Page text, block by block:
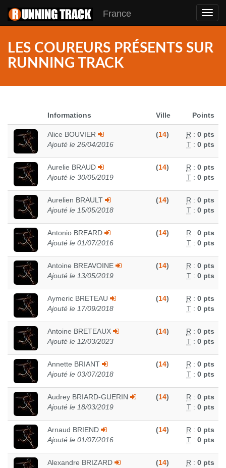
France
LES COUREURS PRÉSENTS SUR
RUNNING TRACK
Informations Ville Points
Alice BOUVIER
Ajouté le 26/04/2016
(14) R : 0 pts
T : 0 pts
Aurelie BRAUD
Ajouté le 30/05/2019
(14) R : 0 pts
T : 0 pts
Aurelien BRAULT
Ajouté le 15/05/2018
(14) R : 0 pts
T : 0 pts
Antonio BREARD
Ajouté le 01/07/2016
(14) R : 0 pts
T : 0 pts
Antoine BREAVOINE
Ajouté le 13/05/2019
(14) R : 0 pts
T : 0 pts
Aymeric BRETEAU
Ajouté le 17/09/2018
(14) R : 0 pts
T : 0 pts
Antoine BRETEAUX
Ajouté le 12/03/2023
(14) R : 0 pts
T : 0 pts
Annette BRIANT
Ajouté le 03/07/2018
(14) R : 0 pts
T : 0 pts
Audrey BRIARD-GUERIN
Ajouté le 18/03/2019
(14) R : 0 pts
T : 0 pts
Arnaud BRIEND
Ajouté le 01/07/2016
(14) R : 0 pts
T : 0 pts
Alexandre BRIZARD
(14) R : 0 pts